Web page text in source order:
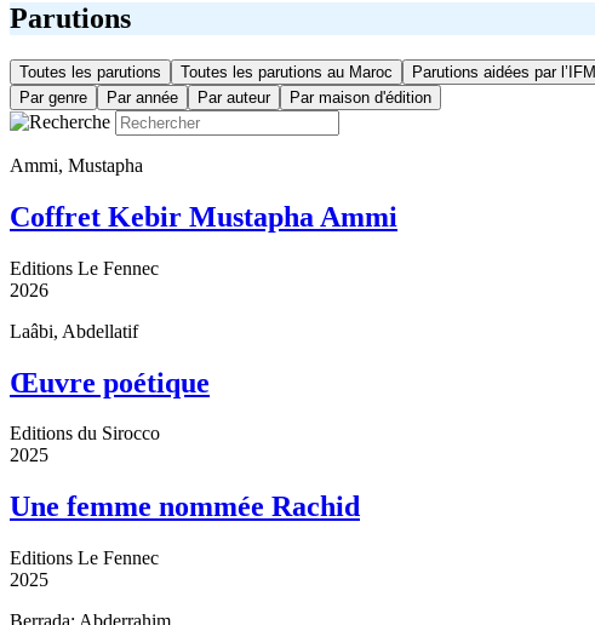
Parutions
Toutes les parutions Toutes les parutions au Maroc Parutions aidées par l’IFM
Par genre
Par année Par auteur Par maison d'édition
Ammi, Mustapha
Coffret Kebir Mustapha Ammi
Editions Le Fennec
2026
Laâbi, Abdellatif
Œuvre poétique
Editions du Sirocco
2025
Une femme nommée Rachid
Editions Le Fennec
2025